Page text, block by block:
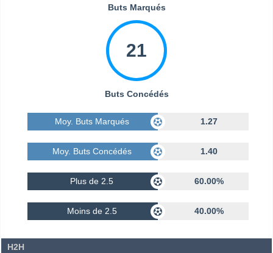
Buts Marqués
21
Buts Concédés
Moy. Buts Marqués 1.27
Moy. Buts Concédés 1.40
Plus de 2.5 60.00%
Moins de 2.5 40.00%
H2H